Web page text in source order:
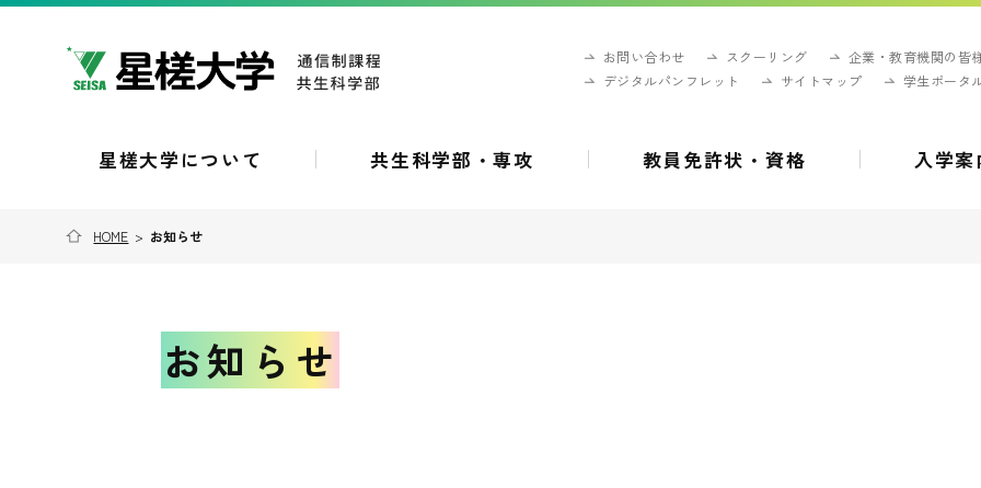
お問い合わせ スクーリング
企業・教育機関の皆
デジタルパンフレット
サイトマップ 学生ポータ
星槎大学について 共生科学部・専攻 教員免許状・資格 入学案
HOME > お知らせ
お知らせ